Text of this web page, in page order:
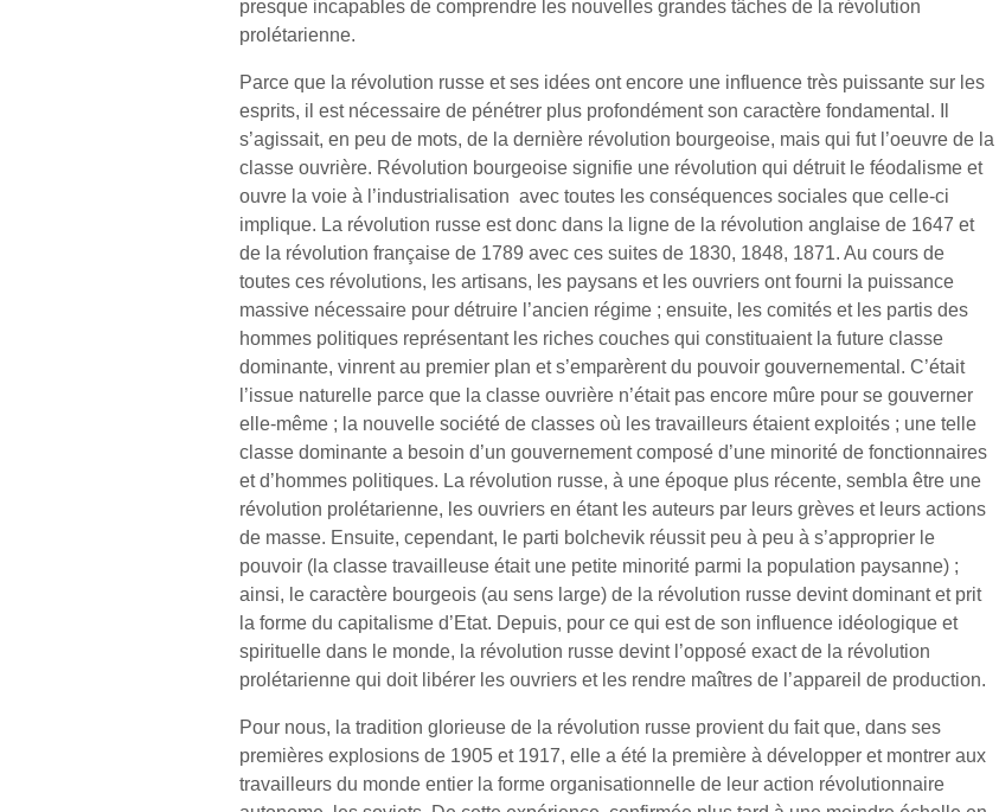
presque incapables de comprendre les nouvelles grandes tâches de la révolution
prolétarienne.
Parce que la révolution russe et ses idées ont encore une influence très puissante sur les
esprits, il est nécessaire de pénétrer plus profondément son caractère fondamental. Il
s’agissait, en peu de mots, de la dernière révolution bourgeoise, mais qui fut l’oeuvre de la
classe ouvrière. Révolution bourgeoise signifie une révolution qui détruit le féodalisme et
ouvre la voie à l’industrialisation avec toutes les conséquences sociales que celle-ci
implique. La révolution russe est donc dans la ligne de la révolution anglaise de 1647 et
de la révolution française de 1789 avec ces suites de 1830, 1848, 1871. Au cours de
toutes ces révolutions, les artisans, les paysans et les ouvriers ont fourni la puissance
massive nécessaire pour détruire l’ancien régime ; ensuite, les comités et les partis des
hommes politiques représentant les riches couches qui constituaient la future classe
dominante, vinrent au premier plan et s’emparèrent du pouvoir gouvernemental. C’était
l’issue naturelle parce que la classe ouvrière n’était pas encore mûre pour se gouverner
elle-même ; la nouvelle société de classes où les travailleurs étaient exploités ; une telle
classe dominante a besoin d’un gouvernement composé d’une minorité de fonctionnaires
et d’hommes politiques. La révolution russe, à une époque plus récente, sembla être une
révolution prolétarienne, les ouvriers en étant les auteurs par leurs grèves et leurs actions
de masse. Ensuite, cependant, le parti bolchevik réussit peu à peu à s’approprier le
pouvoir (la classe travailleuse était une petite minorité parmi la population paysanne) ;
ainsi, le caractère bourgeois (au sens large) de la révolution russe devint dominant et prit
la forme du capitalisme d’Etat. Depuis, pour ce qui est de son influence idéologique et
spirituelle dans le monde, la révolution russe devint l’opposé exact de la révolution
prolétarienne qui doit libérer les ouvriers et les rendre maîtres de l’appareil de production.
Pour nous, la tradition glorieuse de la révolution russe provient du fait que, dans ses
premières explosions de 1905 et 1917, elle a été la première à développer et montrer aux
travailleurs du monde entier la forme organisationnelle de leur action révolutionnaire